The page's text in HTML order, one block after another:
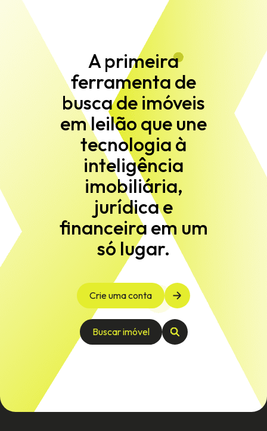
A primeira
ferramenta de
busca de imóveis
em leilão que une
tecnologia à
inteligência
imobiliária,
jurídica e
financeira em um
só lugar.
Crie uma conta
Buscar imóvel